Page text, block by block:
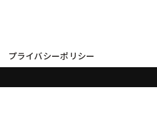
プライバシーポリシー